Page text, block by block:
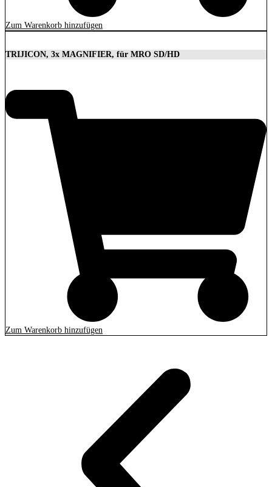
Zum Warenkorb hinzufügen
TRIJICON, 3x MAGNIFIER, für MRO SD/HD
Zum Warenkorb hinzufügen